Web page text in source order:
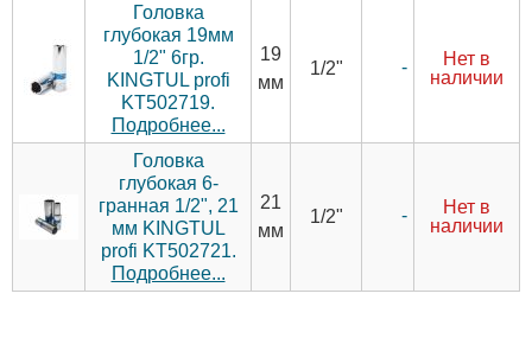
Головка
глубокая 19мм
1/2" 6гр.
KINGTUL profi
KT502719.
Подробнее...
19
мм
1/2" -
Нет в
наличии
Головка
глубокая 6-
гранная 1/2", 21
мм KINGTUL
profi KT502721.
Подробнее...
21
мм
1/2" -
Нет в
наличии